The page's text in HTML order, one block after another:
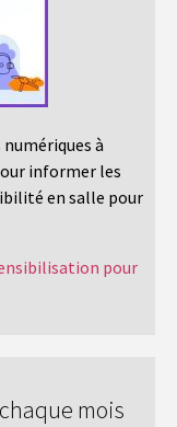
à
informer les
en salle pour
pour
mois